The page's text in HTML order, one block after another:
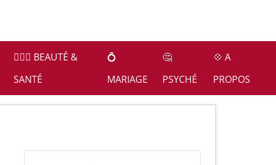
👩🏻‍⚕️ BEAUTÉ &
SANTÉ
💍
MARIAGE
🤔
PSYCHÉ
💠 A
PROPOS